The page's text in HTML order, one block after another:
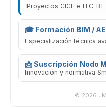
Proyectos CICE e ITC-
🎓 Formación BIM /
Especialización técnica
📩 Suscripción Nodo
Innovación y normativa
© 2026